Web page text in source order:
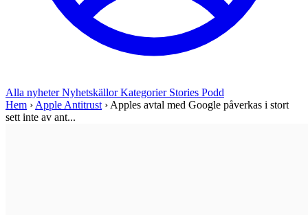
Alla nyheterNyhetskällorKategorier Stories Podd
Hem › Apple Antitrust › Apples avtal med Google påverkas i stort
sett inte av ant...